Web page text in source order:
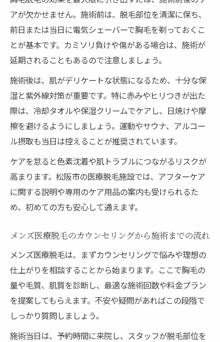
アが欠かせません。施術前は、脱毛部位を清潔に保ち、
前日または当日に電気シェーバーで胸毛を剃っておくこ
とが基本です。カミソリ負けや傷がある場合は、施術が
延期されることもあるので注意しましょう。
施術後は、肌がデリケートな状態になるため、十分な保
湿と紫外線対策が重要です。特に赤みやヒリつきが出た
際は、冷却タオルや保湿クリームでケアし、日焼けや摩
擦を避けるようにしましょう。運動やサウナ、アルコー
ル摂取も当日は控えることが推奨されています。
ケアを怠ると色素沈着や肌トラブルにつながるリスクが
高まります。松阪市の医療脱毛施設では、アフターケア
に関する説明や専用のケア用品の案内も受けられるた
め、初めての方も安心して通えます。
メンズ医療脱毛のカウンセリングから施術までの流れ
メンズ医療脱毛は、まずカウンセリングで悩みや理想の
仕上がりを相談することから始まります。ここで胸毛の
量や毛質、肌質を診断し、最適な施術回数や料金プラン
を提案してもらえます。不安や疑問があればこの段階で
しっかり質問しましょう。
施術当日は、予約時間に来院し、スタッフが脱毛部位を